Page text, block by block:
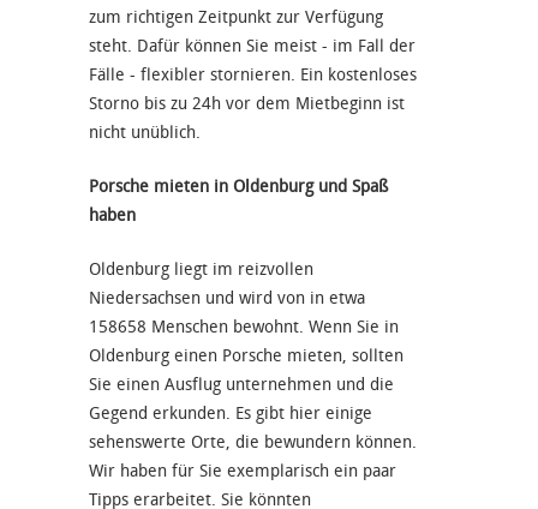
zum richtigen Zeitpunkt zur Verfügung
steht. Dafür können Sie meist - im Fall der
Fälle - flexibler stornieren. Ein kostenloses
Storno bis zu 24h vor dem Mietbeginn ist
nicht unüblich.
Porsche mieten in Oldenburg und Spaß
haben
Oldenburg liegt im reizvollen
Niedersachsen und wird von in etwa
158658 Menschen bewohnt. Wenn Sie in
Oldenburg einen Porsche mieten, sollten
Sie einen Ausflug unternehmen und die
Gegend erkunden. Es gibt hier einige
sehenswerte Orte, die bewundern können.
Wir haben für Sie exemplarisch ein paar
Tipps erarbeitet. Sie könnten